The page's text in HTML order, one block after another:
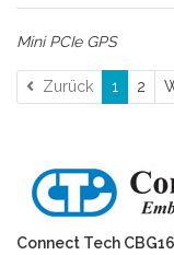
Mini PCIe GPS
Zurück 1 2
Connect Tech